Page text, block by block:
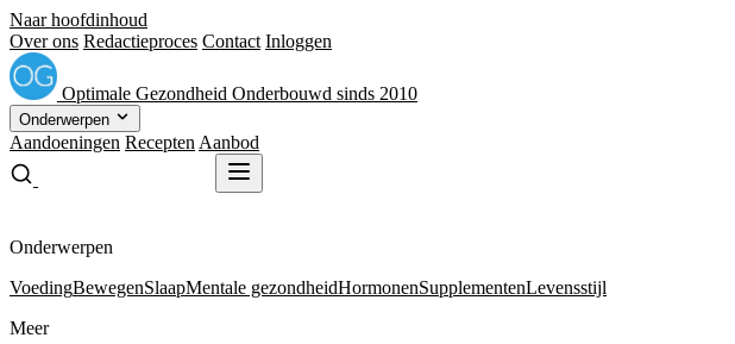
Naar hoofdinhoud
Over ons Redactieproces Contact Inloggen
Optimale Gezondheid Onderbouwd sinds 2010
Onderwerpen
Aandoeningen Recepten Aanbod
Onderwerpen
VoedingBewegenSlaapMentale gezondheidHormonenSupplementenLevensstijl
Meer